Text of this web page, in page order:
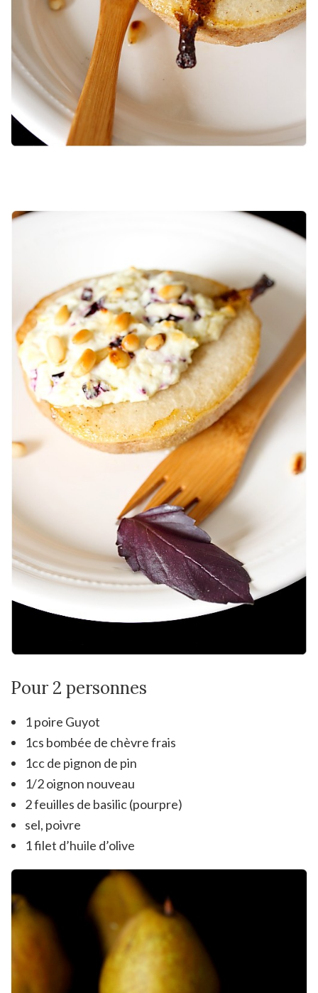
Pour 2 personnes
1 poire Guyot
1cs bombée de chèvre frais
1cc de pignon de pin
1/2 oignon nouveau
2 feuilles de basilic (pourpre)
sel, poivre
1 filet d’huile d’olive